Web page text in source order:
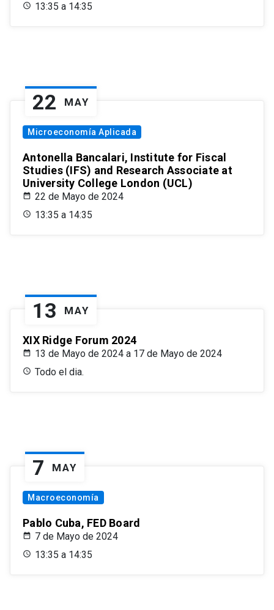
13:35 a 14:35
22 MAY
Microeconomía Aplicada
Antonella Bancalari, Institute for Fiscal
Studies (IFS) and Research Associate at
University College London (UCL)
22 de Mayo de 2024
13:35 a 14:35
13 MAY
XIX Ridge Forum 2024
13 de Mayo de 2024 a 17 de Mayo de 2024
Todo el dia.
7 MAY
Macroeconomía
Pablo Cuba, FED Board
7 de Mayo de 2024
13:35 a 14:35